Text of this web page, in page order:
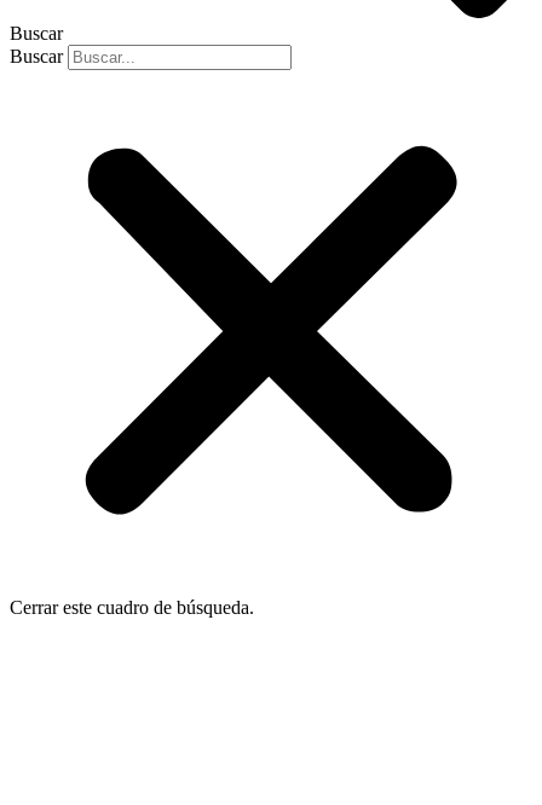
Buscar
Buscar
Cerrar este cuadro de búsqueda.